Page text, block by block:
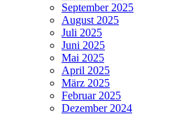
September 2025
August 2025
Juli 2025
Juni 2025
Mai 2025
April 2025
März 2025
Februar 2025
Dezember 2024